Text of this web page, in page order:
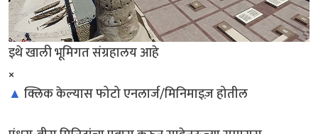
इथे खाली भूमिगत संग्रहालय आहे
×
▲ क्लिक केल्यास फोटो एनलार्ज/मिनिमाइज़ होतील